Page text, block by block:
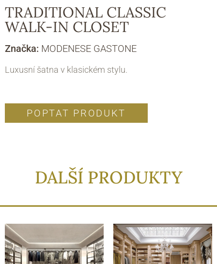
TRADITIONAL CLASSIC
WALK-IN CLOSET
Značka: MODENESE GASTONE
Luxusní šatna v klasickém stylu.
POPTAT PRODUKT
DALŠÍ PRODUKTY